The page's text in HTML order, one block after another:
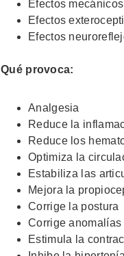
Efectos mecánicos
Efectos
Efectos
Qué provoca:
Analgesia
Reduce la
Reduce los
Optimiza la
Estabiliza las
Mejora la
Corrige la postura
Corrige anomalías
Estimula la